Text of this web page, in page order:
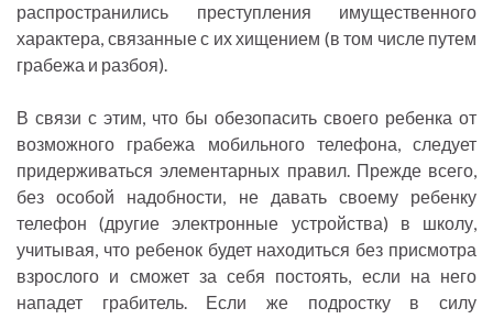
распространились преступления имущественного
характера, связанные с их хищением (в том числе путем
грабежа и разбоя).
В связи с этим, что бы обезопасить своего ребенка от
возможного грабежа мобильного телефона, следует
придерживаться элементарных правил. Прежде всего,
без особой надобности, не давать своему ребенку
телефон (другие электронные устройства) в школу,
учитывая, что ребенок будет находиться без присмотра
взрослого и сможет за себя постоять, если на него
нападет грабитель. Если же подростку в силу